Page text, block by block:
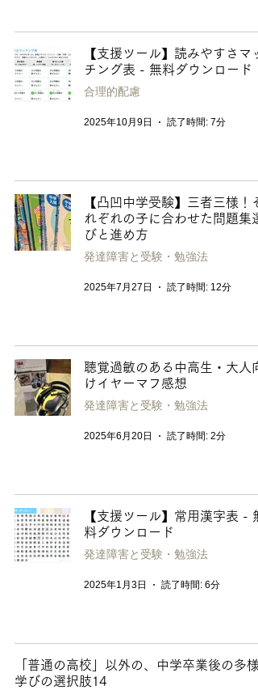
【支援ツール】読みやすさマッ
チング表 - 無料ダウンロード
合理的配慮
2025年10月9日 読了時間: 7分
【凸凹中学受験】三者三様！そ
れぞれの子に合わせた問題集選
びと進め方
発達障害と受験・勉強法
2025年7月27日 読了時間: 12分
聴覚過敏のある中高生・大人向
けイヤーマフ感想
発達障害と受験・勉強法
2025年6月20日 読了時間: 2分
【支援ツール】常用漢字表 - 無
料ダウンロード
発達障害と受験・勉強法
2025年1月3日 読了時間: 6分
「普通の高校」以外の、中学卒業後の多様
学びの選択肢14